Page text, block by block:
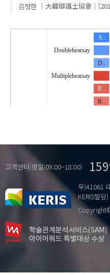
김정한
大韓辯護士協會
A..
Doublehearsay
D..
Multiplehearsay
R..
R..
부동산
재전문서류
저
저당권설정청
고객센터(평일:09:00~18:00)
우)41061
KERIS빌딩)
Copyright©